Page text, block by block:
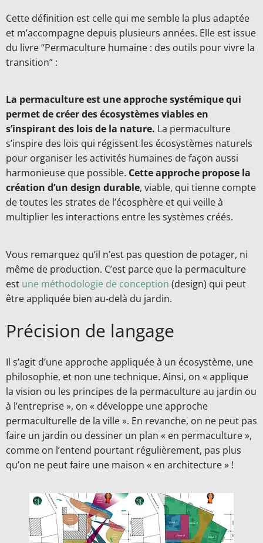
Cette définition est celle qui me semble la plus adaptée
et m’accompagne depuis plusieurs années. Elle est issue
du livre “Permaculture humaine : des outils pour vivre la
transition” :
La permaculture est une approche systémique qui
permet de créer des écosystèmes viables en
s’inspirant des lois de la nature. La permaculture
s’inspire des lois qui régissent les écosystèmes naturels
pour organiser les activités humaines de façon aussi
harmonieuse que possible. Cette approche propose la
création d’un design durable, viable, qui tienne compte
de toutes les strates de l’écosphère et qui veille à
multiplier les interactions entre les systèmes créés.
Vous remarquez qu’il n’est pas question de potager, ni
même de production. C’est parce que la permaculture
est une méthodologie de conception (design) qui peut
être appliquée bien au-delà du jardin.
Précision de langage
Il s’agit d’une approche appliquée à un écosystème, une
philosophie, et non une technique. Ainsi, on « applique
la vision ou les principes de la permaculture au jardin ou
à l’entreprise », on « développe une approche
permaculturelle de la ville ». En revanche, on ne peut pas
faire un jardin ou dessiner un plan « en permaculture »,
comme on l’entend pourtant régulièrement, pas plus
qu’on ne peut faire une maison « en architecture » !